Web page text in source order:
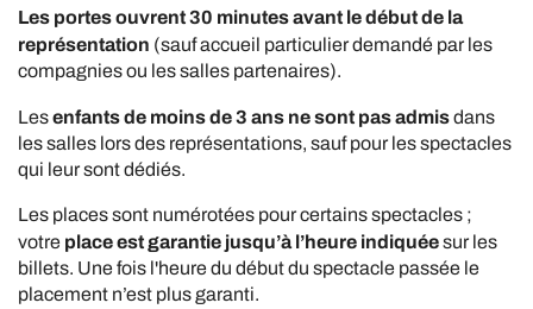
Les portes ouvrent 30 minutes avant le début de la
représentation (sauf accueil particulier demandé par les
compagnies ou les salles partenaires).
Lesenfants de moins de 3 ans ne sont pas admisdans
les salles lors des représentations, sauf pour les spectacles
qui leur sont dédiés.
Les places sont numérotées pour certains spectacles ;
votreplace est garantie jusqu’à l’heure indiquéesur les
billets. Une fois l'heure du début du spectacle passée le
placement n’est plus garanti.